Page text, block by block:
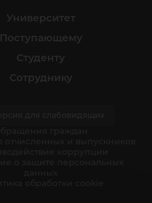
Университет
Поступающему
Студенту
Сотруднику